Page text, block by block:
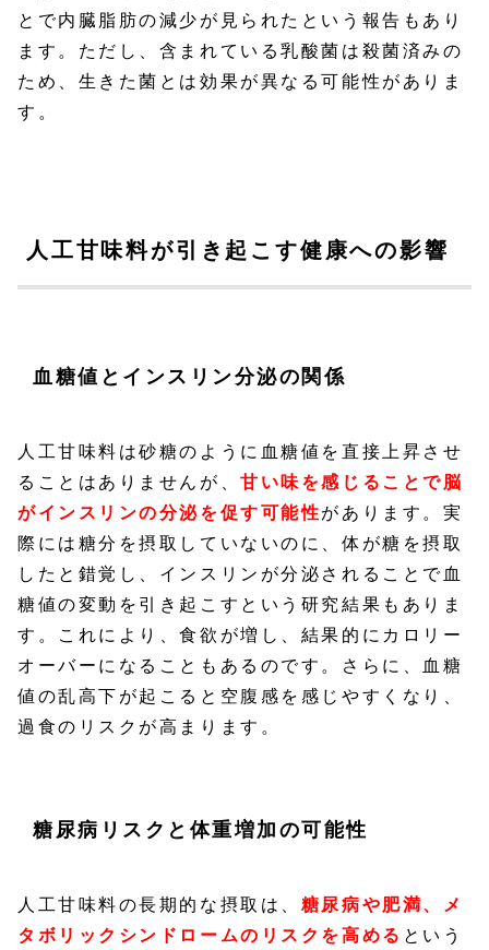
とで内臓脂肪の減少が見られたという報告もあり
ます。ただし、含まれている乳酸菌は殺菌済みの
ため、生きた菌とは効果が異なる可能性がありま
す。
人工甘味料が引き起こす健康への影響
血糖値とインスリン分泌の関係
人工甘味料は砂糖のように血糖値を直接上昇させ
ることはありませんが、甘い味を感じることで脳
がインスリンの分泌を促す可能性があります。実
際には糖分を摂取していないのに、体が糖を摂取
したと錯覚し、インスリンが分泌されることで血
糖値の変動を引き起こすという研究結果もありま
す。これにより、食欲が増し、結果的にカロリー
オーバーになることもあるのです。さらに、血糖
値の乱高下が起こると空腹感を感じやすくなり、
過食のリスクが高まります。
糖尿病リスクと体重増加の可能性
人工甘味料の長期的な摂取は、 糖尿病や肥満、メ
タボリックシンドロームのリスクを高める という